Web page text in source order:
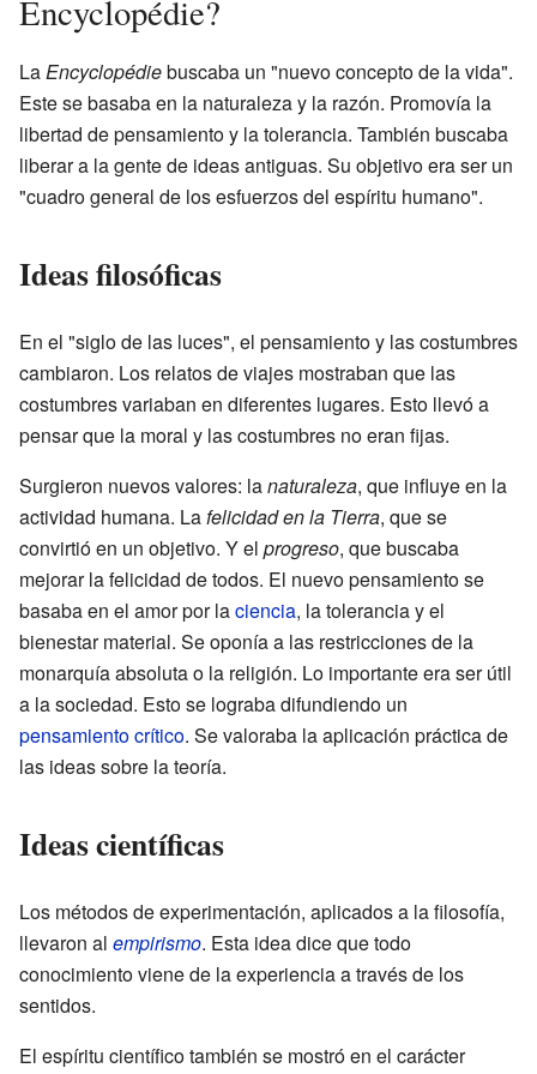
Encyclopédie?
La Encyclopédiebuscaba un "nuevo concepto de la vida".
Este se basaba en la naturaleza y la razón. Promovía la
libertad de pensamiento y la tolerancia. También buscaba
liberar a la gente de ideas antiguas. Su objetivo era ser un
"cuadro general de los esfuerzos del espíritu humano".
Ideas filosóficas
En el "siglo de las luces", el pensamiento y las costumbres
cambiaron. Los relatos de viajes mostraban que las
costumbres variaban en diferentes lugares. Esto llevó a
pensar que la moral y las costumbres no eran fijas.
Surgieron nuevos valores: lanaturaleza, que influye en la
actividad humana. La felicidad en la Tierra, que se
convirtió en un objetivo. Y el progreso, que buscaba
mejorar la felicidad de todos. El nuevo pensamiento se
basaba en el amor por laciencia, la tolerancia y el
bienestar material. Se oponía a las restricciones de la
monarquía absoluta o la religión. Lo importante era ser útil
a la sociedad. Esto se lograba difundiendo un
pensamiento crítico. Se valoraba la aplicación práctica de
las ideas sobre la teoría.
Ideas científicas
Los métodos de experimentación, aplicados a la filosofía,
llevaron al empirismo. Esta idea dice que todo
conocimiento viene de la experiencia a través de los
sentidos.
El espíritu científico también se mostró en el carácter